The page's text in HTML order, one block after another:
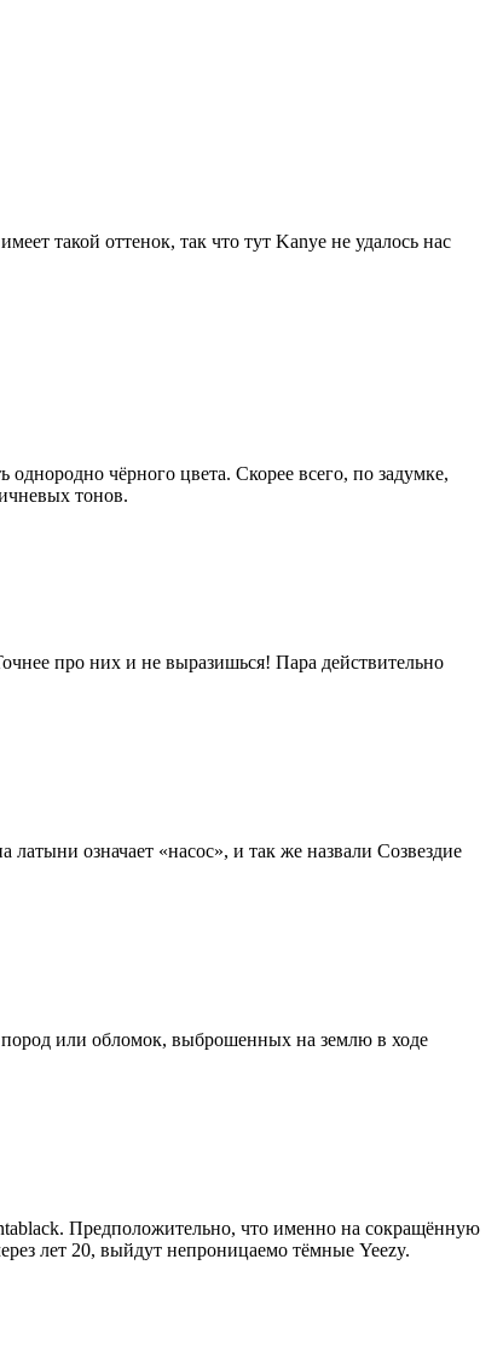
такой оттенок, так что тут Kanye не удалось нас
чёрного цвета. Скорее всего, по задумке,
тонов.
про них и не выразишься! Пара действительно
означает «насос», и так же назвали Созвездие
пород или обломок, выброшенных на землю в ходе
Предположительно, что именно на сокращённую
лет 20, выйдут непроницаемо тёмные Yeezy.